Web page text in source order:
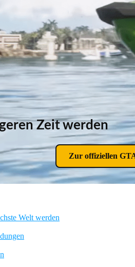
Zeit werden
Zur offiziellen
Welt werden